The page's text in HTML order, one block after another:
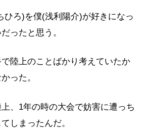
ひろ)を僕(浅利陽介)が好きになっ
ったと思う。
陸上のことばかり考えていたか
った。
、1年の時の大会で妨害に遭っち
しまったんだ。